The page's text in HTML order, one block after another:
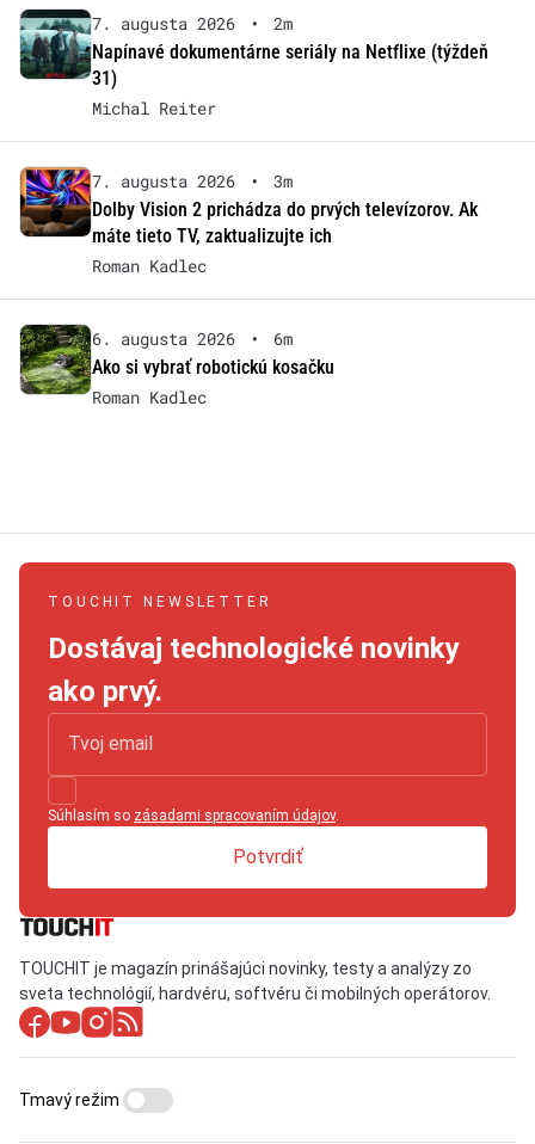
7. augusta 2026 •
2m
Napínavé dokumentárne seriály na Netflixe (týždeň
31)
Michal Reiter
7. augusta 2026 •
3m
Dolby Vision 2 prichádza do prvých televízorov. Ak
máte tieto TV, zaktualizujte ich
Roman Kadlec
6. augusta 2026 •
6m
Ako si vybrať robotickú kosačku
Roman Kadlec
TOUCHIT NEWSLETTER
Dostávaj technologické novinky
ako prvý.
Súhlasím so zásadami spracovaním údajov.
Potvrdiť
TOUCHIT je magazín prinášajúci novinky, testy a analýzy zo
sveta technológií, hardvéru, softvéru či mobilných operátorov.
Tmavý režim